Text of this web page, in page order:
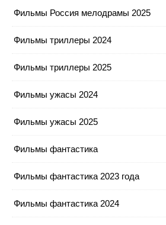
Фильмы Россия мелодрамы 2025
Фильмы триллеры 2024
Фильмы триллеры 2025
Фильмы ужасы 2024
Фильмы ужасы 2025
Фильмы фантастика
Фильмы фантастика 2023 года
Фильмы фантастика 2024